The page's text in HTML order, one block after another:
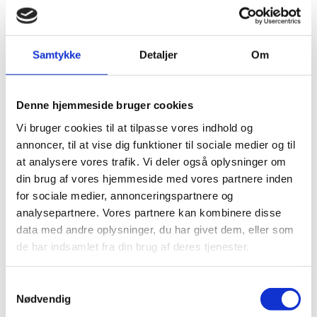
Samtykke Detaljer Om
Denne hjemmeside bruger cookies
Vi bruger cookies til at tilpasse vores indhold og
annoncer, til at vise dig funktioner til sociale medier og til
at analysere vores trafik. Vi deler også oplysninger om
din brug af vores hjemmeside med vores partnere inden
for sociale medier, annonceringspartnere og
analysepartnere. Vores partnere kan kombinere disse
data med andre oplysninger, du har givet dem, eller som
de har indsamlet fra din brug af deres tjenester.
Nødvendig
Tykkelse I
9.6
Bagside
M2 Pr.
Ingen fas. Giver et ensartet
helhedsindtryk
Klasse 33
Montering Safe-lock pro, for sikker og nem montering
Gulvvarme Egnet til gulvvarme